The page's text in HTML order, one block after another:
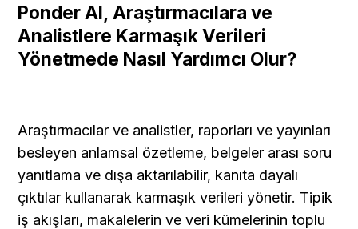
Ponder AI, Araştırmacılara ve
Analistlere Karmaşık Verileri
Yönetmede Nasıl Yardımcı Olur?
Araştırmacılar ve analistler, raporları ve yayınları
besleyen anlamsal özetleme, belgeler arası soru
yanıtlama ve dışa aktarılabilir, kanıta dayalı
çıktılar kullanarak karmaşık verileri yönetir. Tipik
iş akışları, makalelerin ve veri kümelerinin toplu